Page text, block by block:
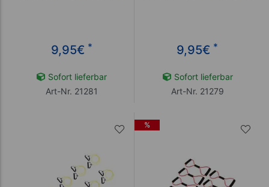
9,95€ *
Sofort lieferbar
Art-Nr. 21281
9,95€ *
Sofort lieferbar
Art-Nr. 21279
%